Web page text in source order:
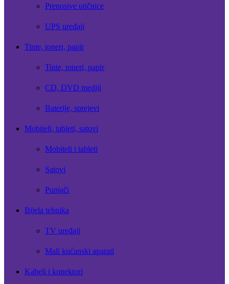
Prenosive utičnice
UPS uređaji
Tinte, toneri, papir
Tinte, toneri, papir
CD, DVD mediji
Baterije, sprejevi
Mobiteli, tableti, satovi
Mobiteli i tableti
Satovi
Punjači
Bijela tehnika
TV uređaji
Mali kućanski aparati
Kabeli i konektori